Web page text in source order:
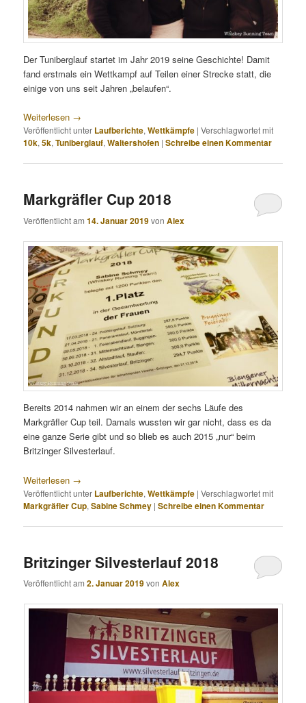
Der Tuniberglauf startet im Jahr 2019 seine Geschichte! Damit
fand erstmals ein Wettkampf auf Teilen einer Strecke statt, die
einige von uns seit Jahren „belaufen“.
Weiterlesen →
Veröffentlicht unter Laufberichte,Wettkämpfe |Verschlagwortet mit
10k,5k,Tuniberglauf,Waltershofen |Schreibe einen Kommentar
Markgräfler Cup 2018
Veröffentlicht am14. Januar 2019vonAlex
Bereits 2014 nahmen wir an einem der sechs Läufe des
Markgräfler Cup teil. Damals wussten wir gar nicht, dass es da
eine ganze Serie gibt und so blieb es auch 2015 „nur“ beim
Britzinger Silvesterlauf.
Weiterlesen →
Veröffentlicht unter Laufberichte,Wettkämpfe |Verschlagwortet mit
Markgräfler Cup,Sabine Schmey |Schreibe einen Kommentar
Britzinger Silvesterlauf 2018
Veröffentlicht am2. Januar 2019vonAlex